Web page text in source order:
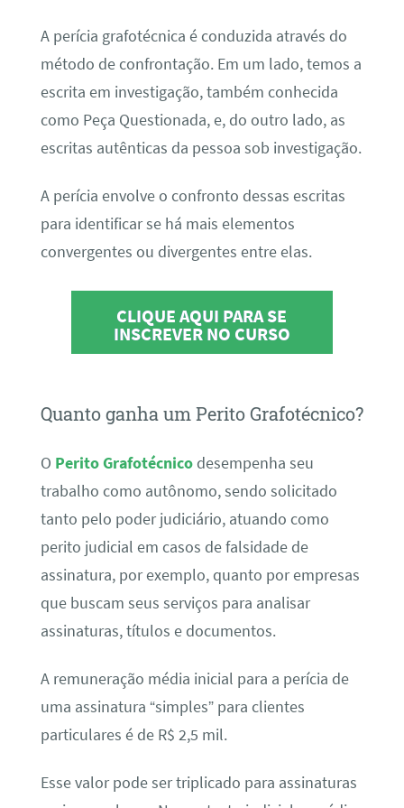
A perícia grafotécnica é conduzida através do
método de confrontação. Em um lado, temos a
escrita em investigação, também conhecida
como Peça Questionada, e, do outro lado, as
escritas autênticas da pessoa sob investigação.
A perícia envolve o confronto dessas escritas
para identificar se há mais elementos
convergentes ou divergentes entre elas.
CLIQUE AQUI PARA SE
INSCREVER NO CURSO
Quanto ganha um Perito Grafotécnico?
O Perito Grafotécnicodesempenha seu
trabalho como autônomo, sendo solicitado
tanto pelo poder judiciário, atuando como
perito judicial em casos de falsidade de
assinatura, por exemplo, quanto por empresas
que buscam seus serviços para analisar
assinaturas, títulos e documentos.
A remuneração média inicial para a perícia de
uma assinatura “simples” para clientes
particulares é de R$ 2,5 mil.
Esse valor pode ser triplicado para assinaturas